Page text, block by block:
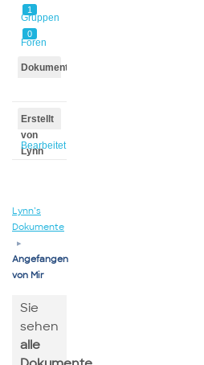
1
Gruppen
0
Foren
Dokumente
Erstellt
von
Lynn
Bearbeitet
Lynn’s
Dokumente
▸
Angefangen
von Mir
Sie
sehen
alle